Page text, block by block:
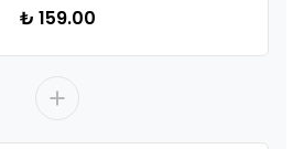
₺ 159.00